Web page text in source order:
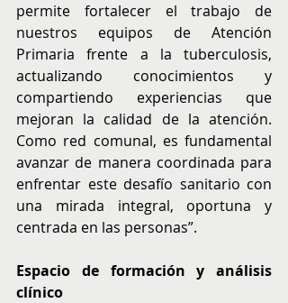
permite fortalecer el trabajo de
nuestros equipos de Atención
Primaria frente a la tuberculosis,
actualizando conocimientos y
compartiendo experiencias que
mejoran la calidad de la atención.
Como red comunal, es fundamental
avanzar de manera coordinada para
enfrentar este desafío sanitario con
una mirada integral, oportuna y
centrada en las personas”.
Espacio de formación y análisis
clínico